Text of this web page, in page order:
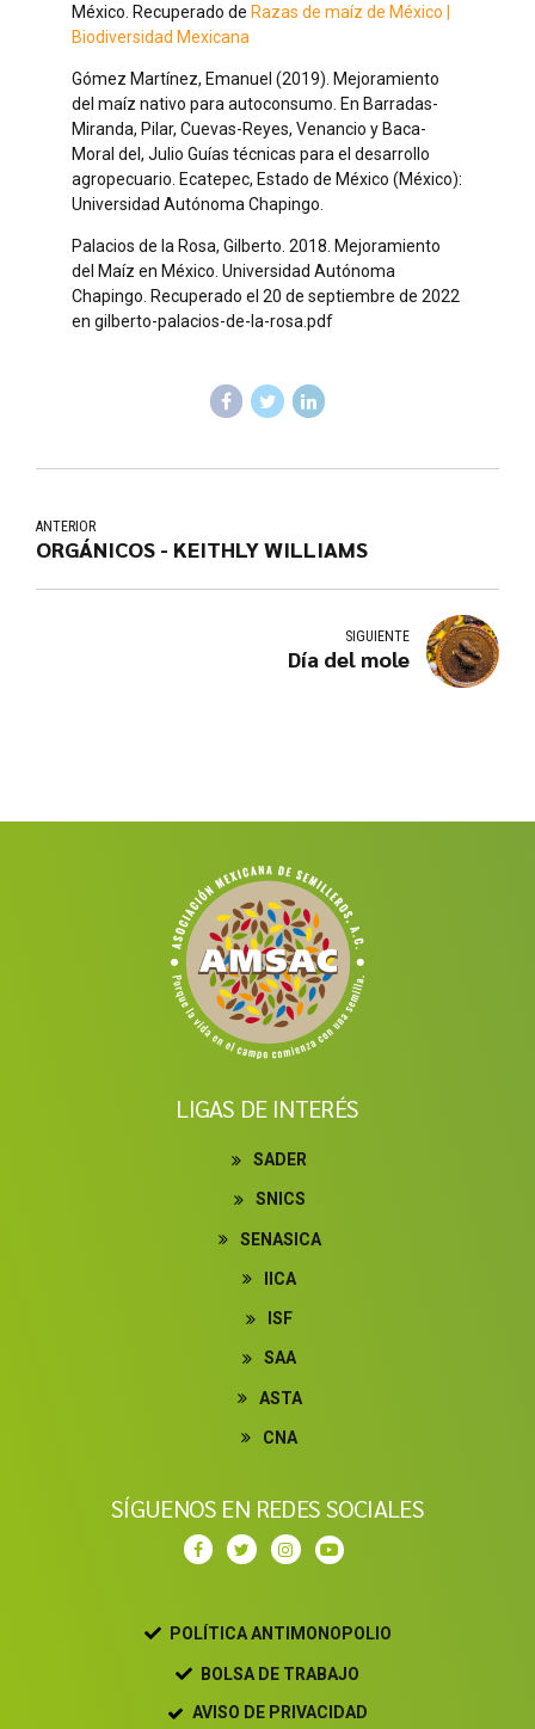
México. Recuperado de Razas de maíz de México |
Biodiversidad Mexicana
Gómez Martínez, Emanuel (2019). Mejoramiento
del maíz nativo para autoconsumo. En Barradas-
Miranda, Pilar, Cuevas-Reyes, Venancio y Baca-
Moral del, Julio Guías técnicas para el desarrollo
agropecuario. Ecatepec, Estado de México (México):
Universidad Autónoma Chapingo.
Palacios de la Rosa, Gilberto. 2018. Mejoramiento
del Maíz en México. Universidad Autónoma
Chapingo. Recuperado el 20 de septiembre de 2022
en gilberto-palacios-de-la-rosa.pdf
ANTERIOR
ORGÁNICOS - KEITHLY WILLIAMS
SIGUIENTE
Día del mole
LIGAS DE INTERÉS
SADER
SNICS
SENASICA
IICA
ISF
SAA
ASTA
CNA
SÍGUENOS EN REDES SOCIALES
POLÍTICA ANTIMONOPOLIO
BOLSA DE TRABAJO
AVISO DE PRIVACIDAD